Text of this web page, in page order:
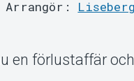
Arrangör: Liseberg
en förlustaffär